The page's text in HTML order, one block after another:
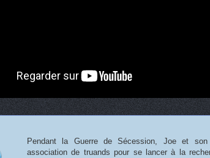
Pendant la Guerre de Sécession, Joe et
association de truands pour se lancer à la